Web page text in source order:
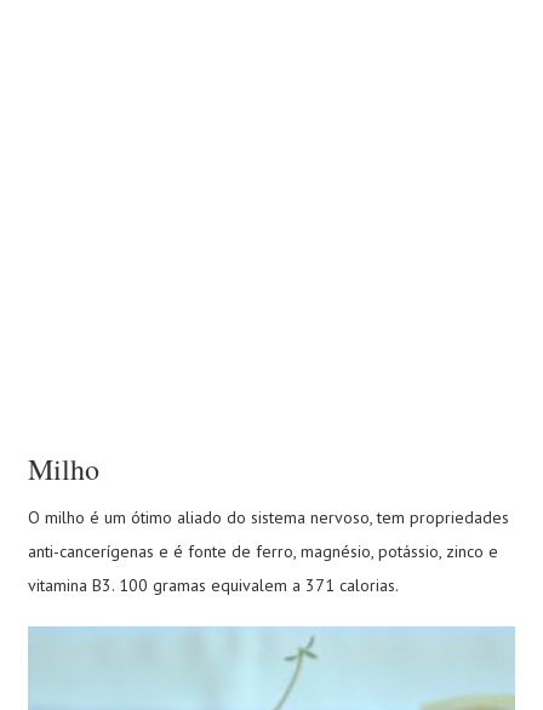
Milho
O milho é um ótimo aliado do sistema nervoso, tem propriedades
anti-cancerígenas e é fonte de ferro, magnésio, potássio, zinco e
vitamina B3. 100 gramas equivalem a 371 calorias.